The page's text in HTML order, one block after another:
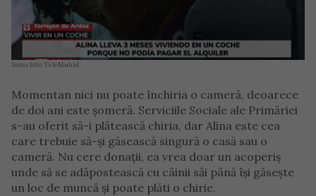
Sursa foto: TeleMadrid
Momentan nici nu poate închiria o cameră, deoarece
de doi ani este șomeră. Serviciile Sociale ale Primăriei
s-au oferit să-i plătească chiria, dar Alina este cea
care trebuie să-și găsească singură o casă sau o
cameră. Nu cere donații, ea vrea doar un acoperiș
unde să se adăpostească cu câinii săi până își găsește
un loc de muncă și poate plăti o chirie.